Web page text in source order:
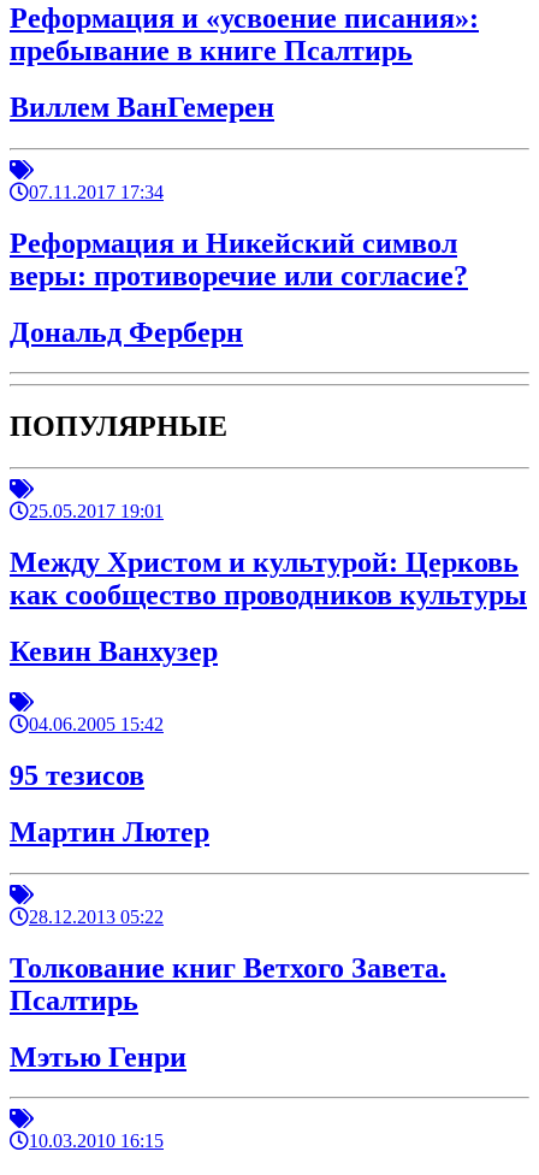
Реформация и «усвоение писания»:
пребывание в книге Псалтирь
Виллем ВанГемерен
07.11.2017 17:34
Реформация и Никейский символ
веры: противоречие или согласие?
Дональд Ферберн
ПОПУЛЯРНЫЕ
25.05.2017 19:01
Между Христом и культурой: Церковь
как сообщество проводников культуры
Кевин Ванхузер
04.06.2005 15:42
95 тезисов
Мартин Лютер
28.12.2013 05:22
Толкование книг Ветхого Завета.
Псалтирь
Мэтью Генри
10.03.2010 16:15